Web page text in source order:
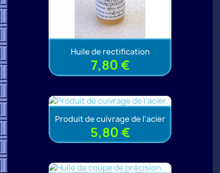
Huile de rectification
7,80 €
Produit de cuivrage de l'acier
5,80 €